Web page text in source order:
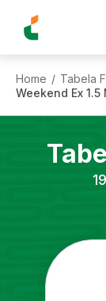
Home / Tabela
Weekend Ex 1.5